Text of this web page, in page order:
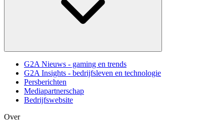
G2A Nieuws - gaming en trends
G2A Insights - bedrijfsleven en technologie
Persberichten
Mediapartnerschap
Bedrijfswebsite
Over